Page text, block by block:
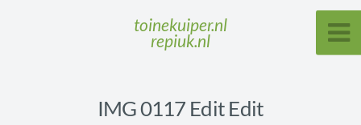
toinekuiper.nl
repiuk.nl
IMG 0117 Edit Edit